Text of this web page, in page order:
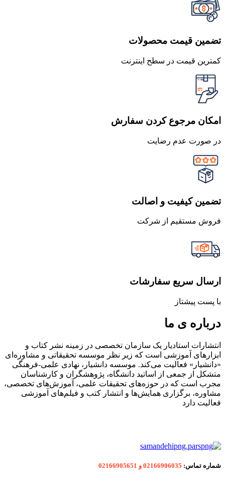
تضمین قیمت محصولات
کمترین قیمت در سطح اینترنت
امکان مرجوع کردن سفارش
در صورت عدم رضایت
تضمین کیفیت و اصالت
فروش مستقیم از شرکت
ارسال سریع سفارشات
با پست پیشتاز
درباره ی ما
انتشارات استادیار یک سازمان تخصصی در زمینه نشر کتاب و
ابزارهای آموزشی است که زیر نظر موسسه تحقیقاتی و مشاوره‌ای
«دانشیار» فعالیت می‌کند. موسسه دانشیار، نهادی علمی-فرهنگی
متشکل از جمعی از اساتید دانشگاه، پژوهشگران و کارشناسان
مجرب است که در حوزه‌های تحقیقات علمی، آموزش‌های تخصصی،
مشاوره، برگزاری همایش‌ها و انتشار کتب و فیلم‌های آموزشی
فعالیت دارد
شماره تماس: 02166906035 و 02166905651